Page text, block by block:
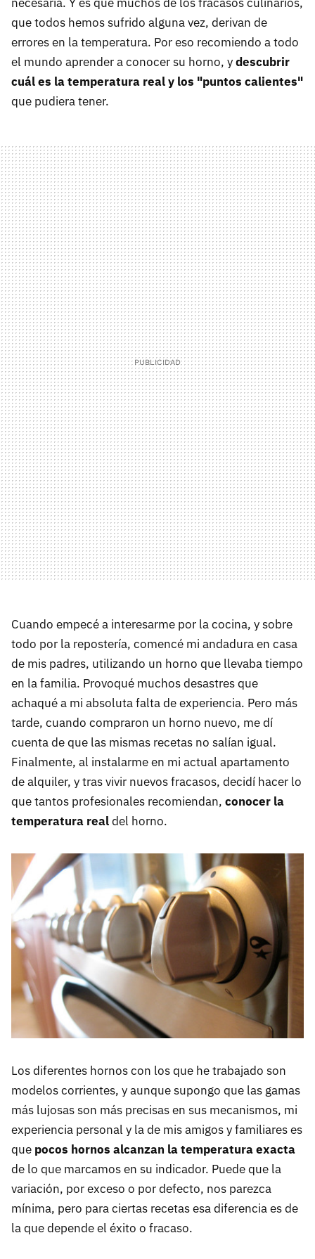
que todos hemos sufrido alguna vez, derivan de
errores en la temperatura. Por eso recomiendo a todo
el mundo aprender a conocer su horno, ydescubrir
cuál es la temperatura real y los "puntos calientes"
que pudiera tener.
Cuando empecé a interesarme por la cocina, y sobre
todo por la repostería, comencé mi andadura en casa
de mis padres, utilizando un horno que llevaba tiempo
en la familia. Provoqué muchos desastres que
achaqué a mi absoluta falta de experiencia. Pero más
tarde, cuando compraron un horno nuevo, me dí
cuenta de que las mismas recetas no salían igual.
Finalmente, al instalarme en mi actual apartamento
de alquiler, y tras vivir nuevos fracasos, decidí hacer lo
que tantos profesionales recomiendan, conocer la
temperatura realdel horno.
Los diferentes hornos con los que he trabajado son
modelos corrientes, y aunque supongo que las gamas
más lujosas son más precisas en sus mecanismos, mi
experiencia personal y la de mis amigos y familiares es
que pocos hornos alcanzan la temperatura exacta
de lo que marcamos en su indicador. Puede que la
variación, por exceso o por defecto, nos parezca
mínima, pero para ciertas recetas esa diferencia es de
la que depende el éxito o fracaso.